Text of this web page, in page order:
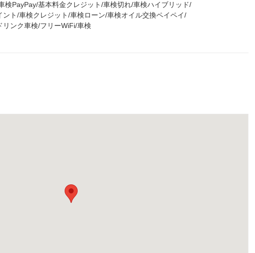
検PayPay/基本料金クレジット/車検切れ/車検ハイブリッド/
ト/車検クレジット/車検ローン/車検オイル交換ペイペイ/
ンク車検/フリーWiFi/車検